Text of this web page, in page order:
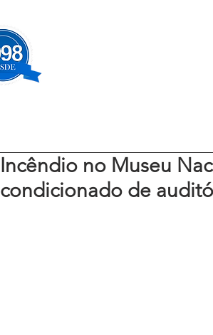
Incêndio no Museu
condicionado de